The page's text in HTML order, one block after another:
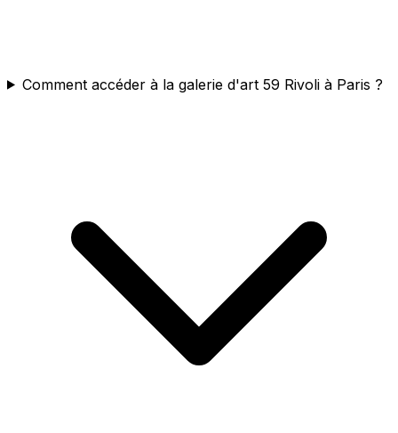
Comment accéder à la galerie d'art 59 Rivoli à Paris ?